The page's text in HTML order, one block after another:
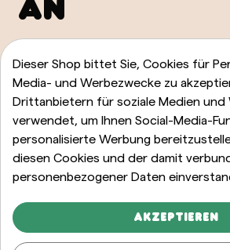
AN
Dieser Shop bittet Sie, Cookies für
Media- und Werbezwecke zu
Drittanbietern für soziale Medien und
verwendet, um Ihnen Social-Media-
personalisierte Werbung
diesen Cookies und der damit
personenbezogener Daten
Akzeptieren